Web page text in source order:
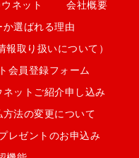
ネット 会社概要
か選ばれる理由
取り扱いについて）
会員登録フォーム
ネットご紹介申し込み
方法の変更について
レゼントのお申込み